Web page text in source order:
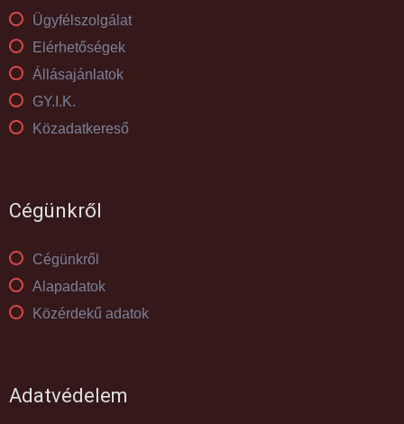
Ügyfélszolgálat
Elérhetőségek
Állásajánlatok
GY.I.K.
Közadatkereső
Cégünkről
Cégünkről
Alapadatok
Közérdekű adatok
Adatvédelem